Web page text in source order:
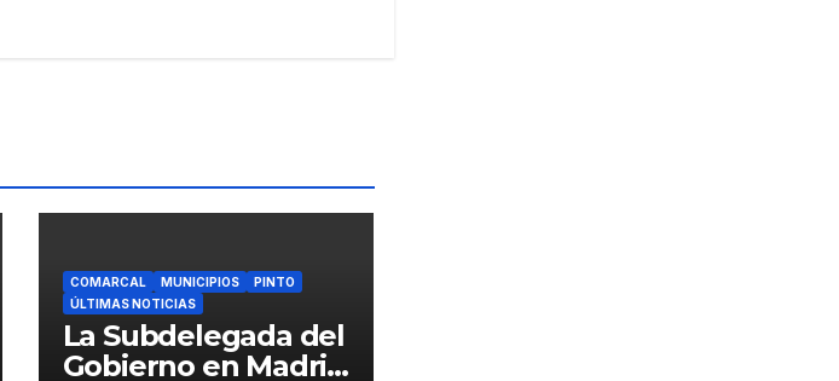
COMARCAL MUNICIPIOS
PINTO
ÚLTIMAS NOTICIAS
La Subdelegada del
Gobierno en Madrid